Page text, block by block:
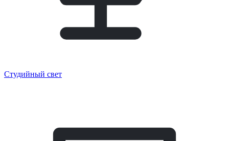
Студийный свет